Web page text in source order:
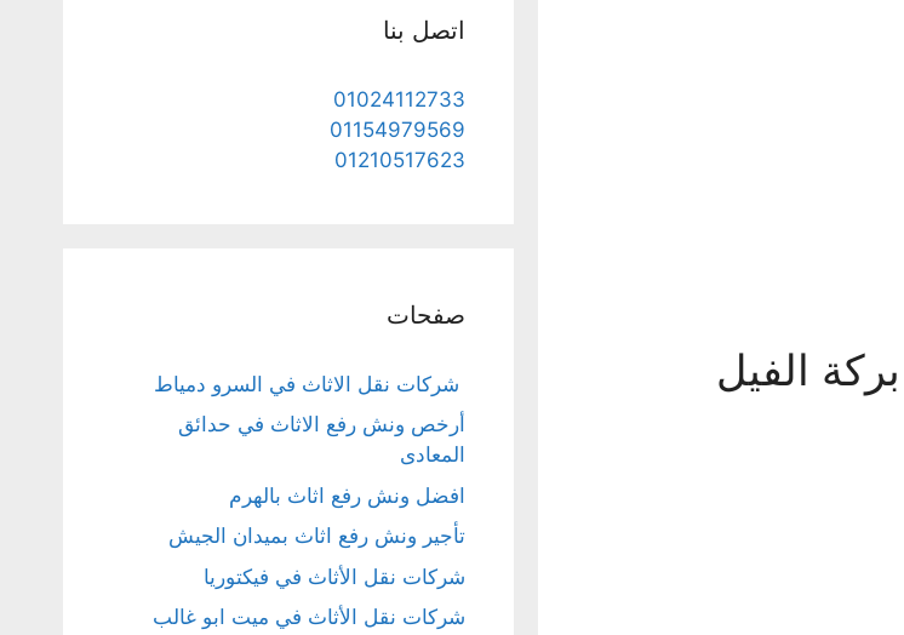
الفيل
اتصل بنا
01024112733
01154979569
01210517623
صفحات
شركات نقل الاثاث في السرو دمياط
أرخص ونش رفع الاثاث في حدائق
المعادى
افضل ونش رفع اثاث بالهرم
تأجير ونش رفع اثاث بميدان الجيش
شركات نقل الأثاث في فيكتوريا
شركات نقل الأثاث في ميت ابو غالب